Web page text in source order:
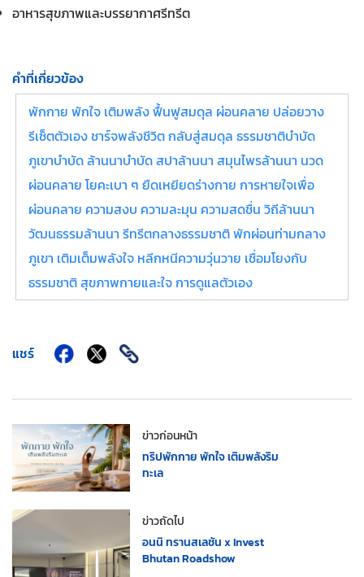
อาหารสุขภาพและบรรยากาศรีทรีต
คำที่เกี่ยวข้อง
พักกาย พักใจ เติมพลัง ฟื้นฟูสมดุล ผ่อนคลาย ปล่อยวาง
รีเซ็ตตัวเอง ชาร์จพลังชีวิต กลับสู่สมดุล ธรรมชาติบำบัด
ภูเขาบำบัด ล้านนาบำบัด สปาล้านนา สมุนไพรล้านนา นวด
ผ่อนคลาย โยคะเบา ๆ ยืดเหยียดร่างกาย การหายใจเพื่อ
ผ่อนคลาย ความสงบ ความละมุน ความสดชื่น วิถีล้านนา
วัฒนธรรมล้านนา รีทรีตกลางธรรมชาติ พักผ่อนท่ามกลาง
ภูเขา เติมเต็มพลังใจ หลีกหนีความวุ่นวาย เชื่อมโยงกับ
ธรรมชาติ สุขภาพกายและใจ การดูแลตัวเอง
แชร์
ข่าวก่อนหน้า
ทริปพักกาย พักใจ เติมพลังริม
ทะเล
ข่าวถัดไป
อนนิ ทรานสเลชัน x Invest
Bhutan Roadshow